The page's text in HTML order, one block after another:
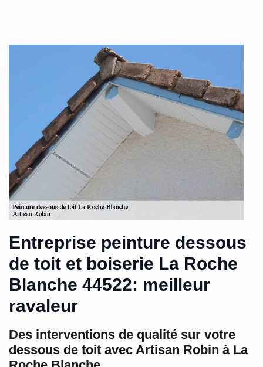
Entreprise peinture dessous
de toit et boiserie La Roche
Blanche 44522: meilleur
ravaleur
Des interventions de qualité sur votre
dessous de toit avec Artisan Robin à La